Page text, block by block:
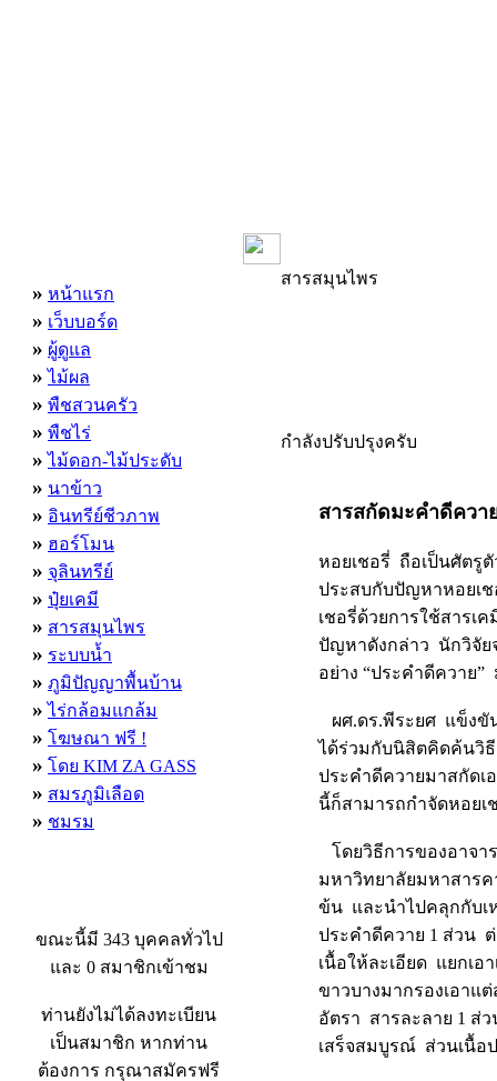
» หน้าแรก
» เว็บบอร์ด
» ผู้ดูแล
» ไม้ผล
» พืชสวนครัว
» พืชไร่
» ไม้ดอก-ไม้ประดับ
» นาข้าว
» อินทรีย์ชีวภาพ
» ฮอร์โมน
» จุลินทรีย์
» ปุ๋ยเคมี
» สารสมุนไพร
» ระบบน้ำ
» ภูมิปัญญาพื้นบ้าน
» ไร่กล้อมแกล้ม
» โฆษณา ฟรี !
» โดย KIM ZA GASS
» สมรภูมิเลือด
» ชมรม
ขณะนี้มี 343 บุคคลทั่วไป
และ 0 สมาชิกเข้าชม
ท่านยังไม่ได้ลงทะเบียน
เป็นสมาชิก หากท่าน
ต้องการ กรุณาสมัครฟรี
สารสมุนไพร
กำลังปรับปรุงครับ
สารสกัดมะคำดีควา
หอยเชอรี่ ถือเป็นศัตรู
ประสบกับปัญหาหอยเ
เชอรี่ด้วยการใช้สาร
ปัญหาดังกล่าว นักวิจั
อย่าง “ประคำดีควาย
ผศ.ดร.พีระยศ แข็ง
ได้ร่วมกับนิสิตคิดค้นวิธี
ประคำดีควายมาสกัดเ
นี้ก็สามารถกำจัดหอยเ
โดยวิธีการของอาจา
มหาวิทยาลัยมหาสาร
ข้น และนำไปคลุกกับ
ประคำดีควาย 1 ส่วน
เนื้อให้ละเอียด แยกเ
ขาวบางมากรองเอาแ
อัตรา สารละลาย 1 ส่
เสร็จสมบูรณ์ ส่วนเนื้อ